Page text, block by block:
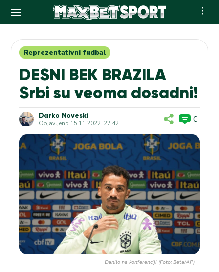
contentReprezentativni fudbal
DESNI BEK BRAZILA
Srbi su veoma dosadni!
Darko Noveski
Objavljeno 15.11.2022. 22:42 0
Danilo na konferenciji (Foto: Beta/AP)